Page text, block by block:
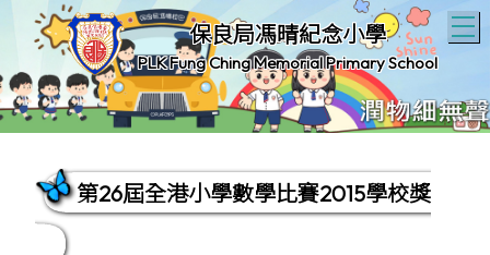
保良局馮晴紀念小學
PLK Fung Ching Memorial Primary School
第26屆全港小學數學比賽2015學校獎